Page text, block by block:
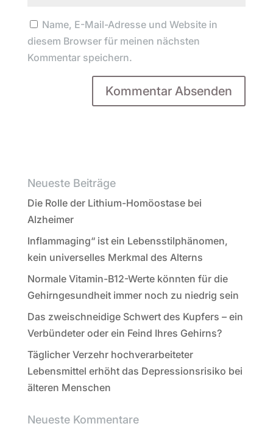
Name, E-Mail-Adresse und Website in
diesem Browser für meinen nächsten
Kommentar speichern.
Neueste Beiträge
Die Rolle der Lithium-Homöostase bei
Alzheimer
Inflammaging“ ist ein Lebensstilphänomen,
kein universelles Merkmal des Alterns
Normale Vitamin-B12-Werte könnten für die
Gehirngesundheit immer noch zu niedrig sein
Das zweischneidige Schwert des Kupfers – ein
Verbündeter oder ein Feind Ihres Gehirns?
Täglicher Verzehr hochverarbeiteter
Lebensmittel erhöht das Depressionsrisiko bei
älteren Menschen
Neueste Kommentare